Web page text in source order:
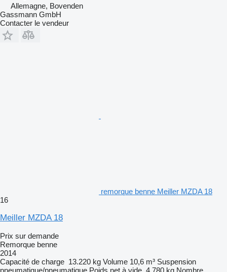
Allemagne, Bovenden
Gassmann GmbH
Contacter le vendeur
remorque benne Meiller MZDA 18
16
Meiller MZDA 18
Prix sur demande
Remorque benne
2014
Capacité de charge 13.220 kg Volume 10,6 m³ Suspension
pneumatique/pneumatique Poids net à vide 4.780 kg Nombre